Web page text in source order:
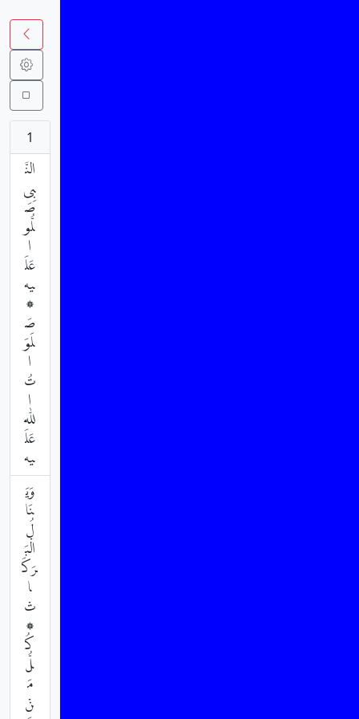
1
النَّ
بِى
صَ
لُّو
ا
عَلَ
يه
۞
صَ
لَوَ
ا
تُ
ا
للّٰه
عَلَ
يه
وَيَ
نَا
لُ
الْبَ
رَكَ
ا
تْ
۞
كُ
لُّ
مَ
نْ